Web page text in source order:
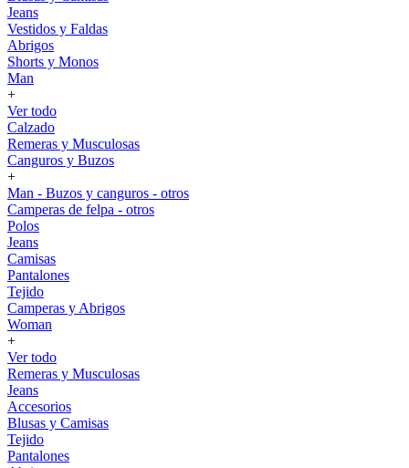
Jeans
Vestidos y Faldas
Abrigos
Shorts y Monos
Man
+
Ver todo
Calzado
Remeras y Musculosas
Canguros y Buzos
+
Man - Buzos y canguros - otros
Camperas de felpa - otros
Polos
Jeans
Camisas
Pantalones
Tejido
Camperas y Abrigos
Woman
+
Ver todo
Remeras y Musculosas
Jeans
Accesorios
Blusas y Camisas
Tejido
Pantalones